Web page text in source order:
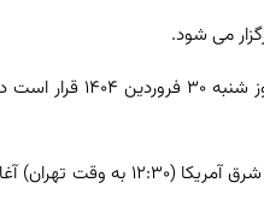
می شود.
انتخاب به نقل از اکسیوس خبر داد: دور دوم مذاکرات ایران و آمریکا در امروز شنبه ۳۰ فروردین
اکسیوس افزود: انتظار می‌رود این گفت‌وگوها حدود ساعت ۵ صبح به وقت شرق آمریکا (۱۲:۳۰ به وقت